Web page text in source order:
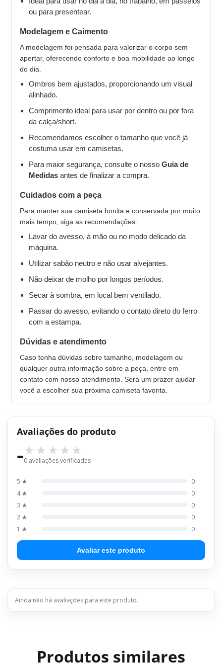
ou para presentear.
Modelagem e Caimento
A modelagem foi pensada para valorizar o corpo sem
apertar, oferecendo conforto e boa mobilidade ao longo
do dia.
Ombros bem ajustados, proporcionando um visual
alinhado.
Comprimento ideal para usar por dentro ou por fora
da calça/short.
Recomendamos escolher o tamanho que você já
costuma usar em camisetas.
Para maior segurança, consulte o nosso Guia de
Medidas antes de finalizar a compra.
Cuidados com a peça
Para manter sua camiseta bonita e conservada por muito
mais tempo, siga as recomendações:
Lavar do avesso, à mão ou no modo delicado da
máquina.
Utilizar sabão neutro e não usar alvejantes.
Não deixar de molho por longos períodos.
Secar à sombra, em local bem ventilado.
Passar do avesso, evitando o contato direto do ferro
com a estampa.
Dúvidas e atendimento
Caso tenha dúvidas sobre tamanho, modelagem ou
qualquer outra informação sobre a peça, entre em
contato com nosso atendimento. Será um prazer ajudar
você a escolher sua próxima camiseta favorita.
Avaliações do produto
-0 avaliações verificadas
5 ★
0
4 ★
0
3 ★
0
2 ★
0
1 ★
0
Avaliar este produto
Ainda não há avaliações para este produto.
Produtos similares